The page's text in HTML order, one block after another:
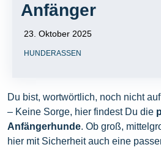
Anfänger
23. Oktober 2025
HUNDERASSEN
Du bist, wortwörtlich, noch nicht
– Keine Sorge, hier findest Du die
Anfängerhunde. Ob groß,
hier mit Sicherheit auch eine